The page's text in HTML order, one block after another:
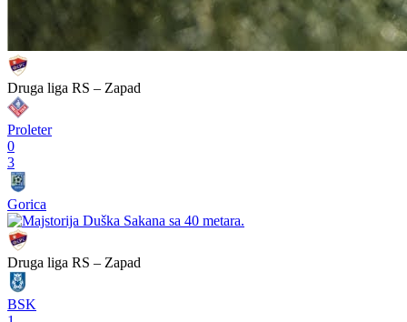
Druga liga RS – Zapad
Proleter
0
3
Gorica
Druga liga RS – Zapad
BSK